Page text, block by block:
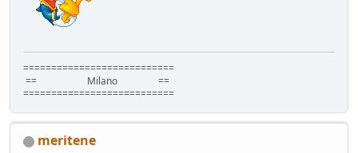
===========================
== Milano ==
===========================
meritene